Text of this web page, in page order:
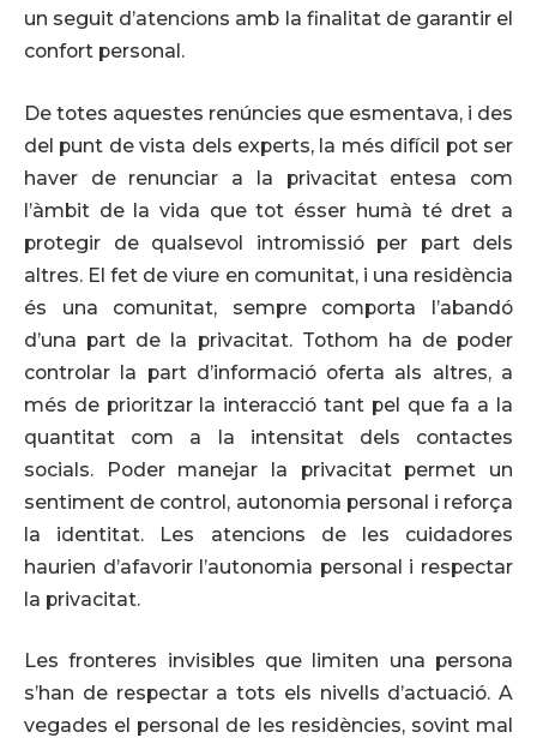
un seguit d’atencions amb la finalitat de garantir el
confort personal.
De totes aquestes renúncies que esmentava, i des
del punt de vista dels experts, la més difícil pot ser
haver de renunciar a la privacitat entesa com
l’àmbit de la vida que tot ésser humà té dret a
protegir de qualsevol intromissió per part dels
altres. El fet de viure en comunitat, i una residència
és una comunitat, sempre comporta l’abandó
d’una part de la privacitat. Tothom ha de poder
controlar la part d’informació oferta als altres, a
més de prioritzar la interacció tant pel que fa a la
quantitat com a la intensitat dels contactes
socials. Poder manejar la privacitat permet un
sentiment de control, autonomia personal i reforça
la identitat. Les atencions de les cuidadores
haurien d’afavorir l’autonomia personal i respectar
la privacitat.
Les fronteres invisibles que limiten una persona
s’han de respectar a tots els nivells d’actuació. A
vegades el personal de les residències, sovint mal